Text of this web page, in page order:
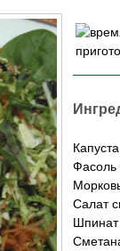
Фасоль
Салат
Шпинат